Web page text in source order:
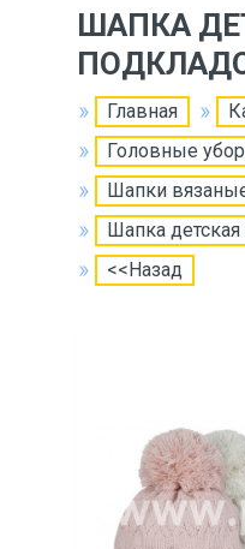
ШАПКА
Главная
Головные
Шапки
Шапка
<<Назад